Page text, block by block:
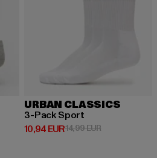
URBAN CLASSICS
3-Pack Sport
10,94 EUR
Derzeitiger Preis: 10,94 EUR
14,99 EURAktionspreis: